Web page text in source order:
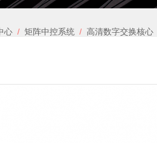
心 / 矩阵中控系统 / 高清数字交换核心